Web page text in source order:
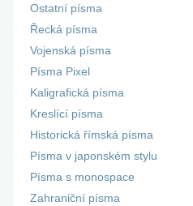
Ostatní písma
Řecká písma
Vojenská písma
Písma Pixel
Kaligrafická písma
Kreslící písma
Historická římská písma
Písma v japonském stylu
Písma s monospace
Zahraniční písma